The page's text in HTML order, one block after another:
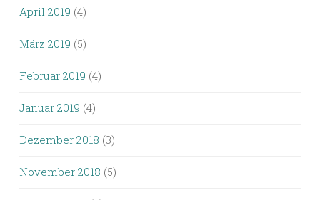
April 2019 (4)
März 2019 (5)
Februar 2019 (4)
Januar 2019 (4)
Dezember 2018 (3)
November 2018 (5)